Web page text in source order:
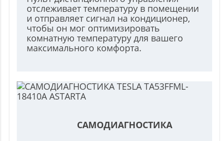
отслеживает температуру в помещении
и отправляет сигнал на кондиционер,
чтобы он мог оптимизировать
комнатную температуру для вашего
максимального комфорта.
САМОДИАГНОСТИКА